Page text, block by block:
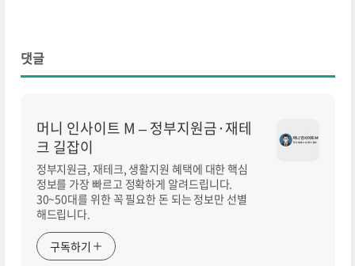
댓글
머니 인사이트 M – 정부지원금·재테
크 길잡이
정부지원금, 재테크, 생활지원 혜택에 대한 핵심
정보를 가장 빠르고 정확하게 알려드립니다.
30~50대를 위한 꼭 필요한 돈 되는 정보만 선별
해드립니다.
구독하기